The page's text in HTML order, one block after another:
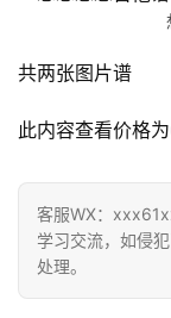
共两张图片谱
此内容查看价格为
客服WX：
学习交流，如侵
处理。